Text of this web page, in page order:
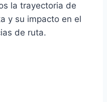
la trayectoria de
y su impacto en el
de ruta.